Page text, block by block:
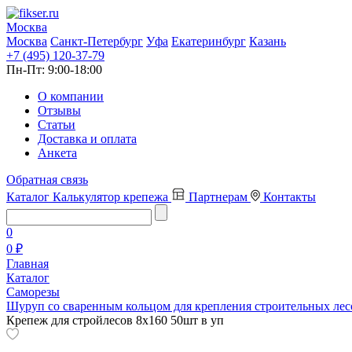
Москва
Москва Санкт-Петербург Уфа Екатеринбург Казань
+7 (495) 120-37-79
Пн-Пт: 9:00-18:00
О компании
Отзывы
Статьи
Доставка и оплата
Анкета
Обратная связь
Каталог Калькулятор крепежа Партнерам Контакты
0
0 ₽
Главная
Каталог
Саморезы
Шуруп со сваренным кольцом для крепления строительных
Крепеж для стройлесов 8х160 50шт в уп